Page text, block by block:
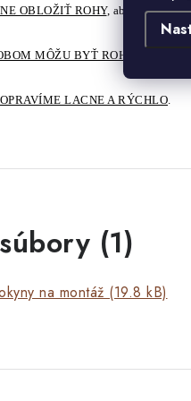
OBLOŽIŤ ROHY, aby sa
MÔŽU BYŤ ROHOVÉ PRVKY
LACNE A RÝCHLO.
(1)
na montáž (19.8 kB)